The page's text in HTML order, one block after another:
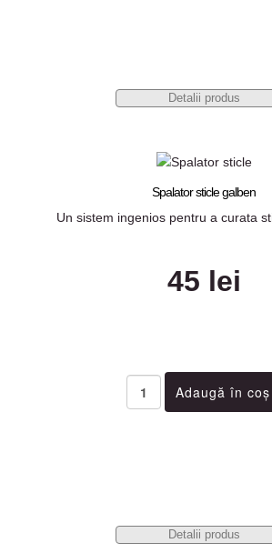
Detalii produs
Spalator sticle galben
Un sistem ingenios pentru a curata
45 lei
Detalii produs